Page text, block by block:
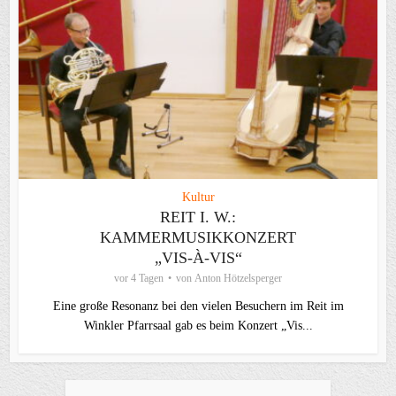
Kultur
REIT I. W.:
KAMMERMUSIKKONZERT
„VIS-À-VIS“
vor 4 Tagen von Anton Hötzelsperger
Eine große Resonanz bei den vielen Besuchern im Reit im
Winkler Pfarrsaal gab es beim Konzert „Vis...